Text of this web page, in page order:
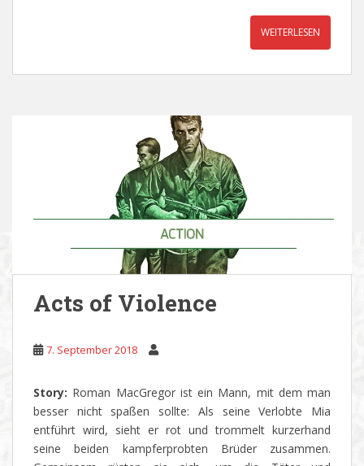
WEITERLESEN
Acts of Violence
7. September 2018
Story: Roman MacGregor ist ein Mann, mit dem man
besser nicht spaßen sollte: Als seine Verlobte Mia
entführt wird, sieht er rot und trommelt kurzerhand
seine beiden kampferprobten Brüder zusammen.